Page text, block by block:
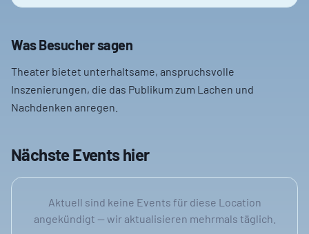
Was Besucher sagen
Theater bietet unterhaltsame, anspruchsvolle
Inszenierungen, die das Publikum zum Lachen und
Nachdenken anregen.
Nächste Events hier
Aktuell sind keine Events für diese Location
angekündigt — wir aktualisieren mehrmals täglich.